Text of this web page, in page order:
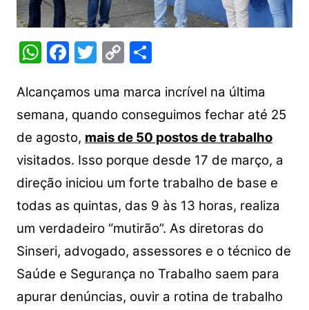
W
at
s
A
p
p
F
c
e
b
o
o
k
T
itt
er
C
p
y
Li
n
k
S
ar
e
Alcançamos uma marca incrível na última
semana, quando conseguimos fechar até 25
de agosto, mais de 50 postos de trabalho
visitados. Isso porque desde 17 de março, a
direção iniciou um forte trabalho de base e
todas as quintas, das 9 às 13 horas, realiza
um verdadeiro “mutirão”. As diretoras do
Sinseri, advogado, assessores e o técnico de
Saúde e Segurança no Trabalho saem para
apurar denúncias, ouvir a rotina de trabalho